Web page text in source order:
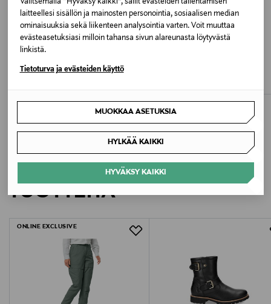
laitteellesi sisällön ja mainosten personointia, sosiaalisen median
ominaisuuksia sekä liikenteen analysointia varten. Voit muuttaa
evästeasetuksiasi milloin tahansa sivun alareunasta löytyvästä
linkistä.
Tietoturva ja evästeiden käyttö
MUOKKAA ASETUKSIA
HYLKÄÄ KAIKKI
HYVÄKSY KAIKKI
Valmistaja
HESTRA / Martin Magnusson & Co AB
Valmistajan osoite
335 71 Hestra, SWEDEN
Digitaalinen osoite
b2c@hestragloves.com
ETUKUPONKITUOTE
Lazio-lapaset
LISÄÄ KIINNOSTAVIA
TUOTTEITA
ONLINE EXCLUSIVE